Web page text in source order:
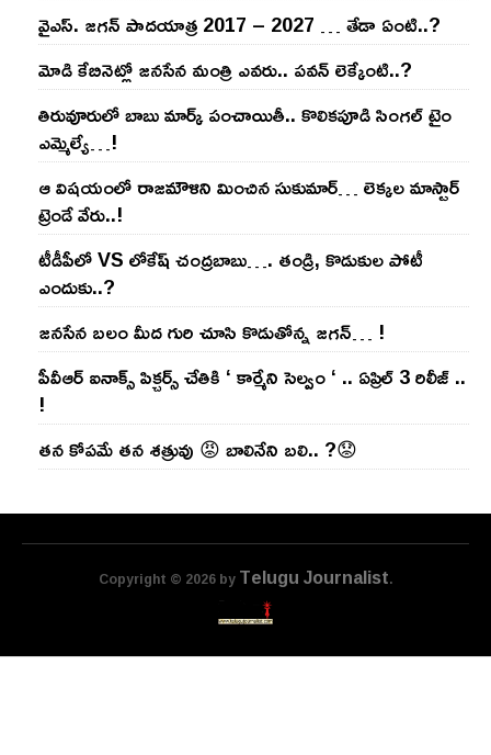
వైఎస్‌. జ‌గ‌న్ పాద‌యాత్ర 2017 – 2027 … తేడా ఏంటి..?
మోడి కేబినెట్లో జ‌నసేన మంత్రి ఎవ‌రు.. ప‌వ‌న్ లెక్కేంటి..?
తిరువూరులో బాబు మార్క్ పంచాయితీ.. కొలిక‌పూడి సింగ‌ల్ టైం
ఎమ్మెల్యే…!
ఆ విష‌యంలో రాజ‌మౌళిని మించిన సుకుమార్‌… లెక్క‌ల మాస్టార్
ట్రెండే వేరు..!
టీడీపీలో VS లోకేష్ చంద్ర‌బాబు…. తండ్రి, కొడుకుల పోటీ
ఎందుకు..?
జ‌న‌సేన బ‌లం మీద గురి చూసి కొడుతోన్న జ‌గ‌న్‌… !
పీవీఆర్ ఐనాక్స్ పిక్చర్స్ చేతికి ‘ కార్మేని సెల్వం ‘ .. ఏప్రిల్ 3 రిలీజ్ ..
!
తన కోపమే తన శత్రువు 😡 బాలినేని బలి.. ?😟
Copyright © 2026 byTelugu Journalist.